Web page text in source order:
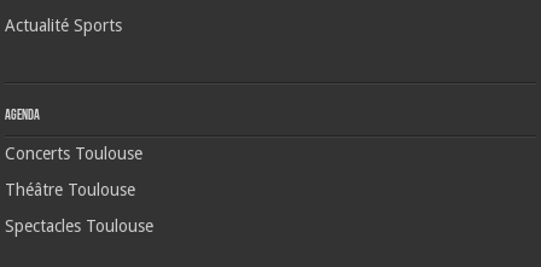
Actualité Sports
Agenda
Concerts Toulouse
Théâtre Toulouse
Spectacles Toulouse